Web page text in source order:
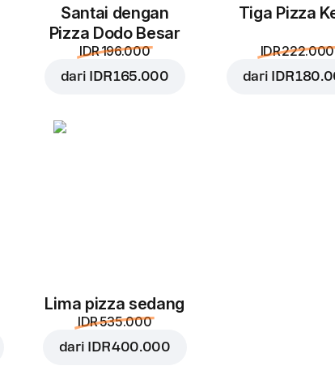
Jalapeno
IDR 22.000
Cheddar
Santai dengan
Pizza Dodo Besar
IDR 196.000
dari IDR 165.000
Tiga Pizza
IDR 222.000
dari IDR
Lima pizza sedang
IDR 535.000
dari IDR 400.000